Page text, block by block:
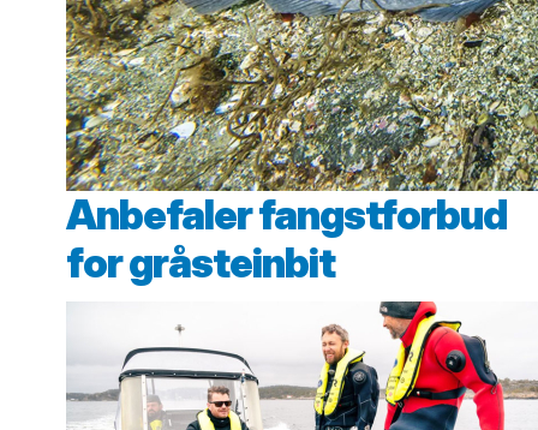
Anbefaler fangstforbud
for gråsteinbit